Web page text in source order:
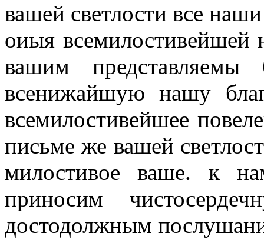
вашей светлости все
оиыя всемилостивейшей
вашим
всенижайшую нашу
всемилостивейшее
письме же вашей
милостивое ваше. к
приносим
достодолжным